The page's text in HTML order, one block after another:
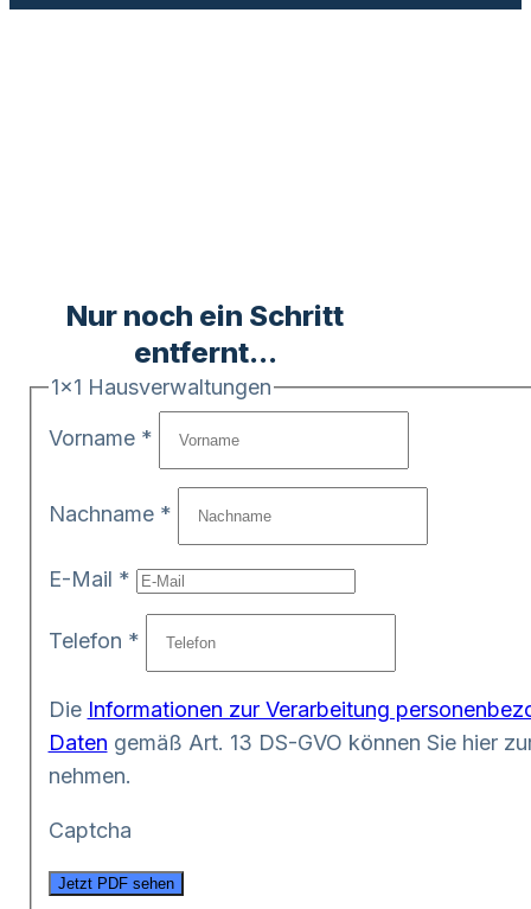
Nur noch ein Schritt
entfernt...
1x1 Hausverwaltungen
Vorname *
Nachname *
E-Mail *
Telefon *
Die Informationen zur Verarbeitung
Daten gemäß Art. 13 DS-GVO können Sie hier
nehmen.
Captcha
Jetzt PDF sehen